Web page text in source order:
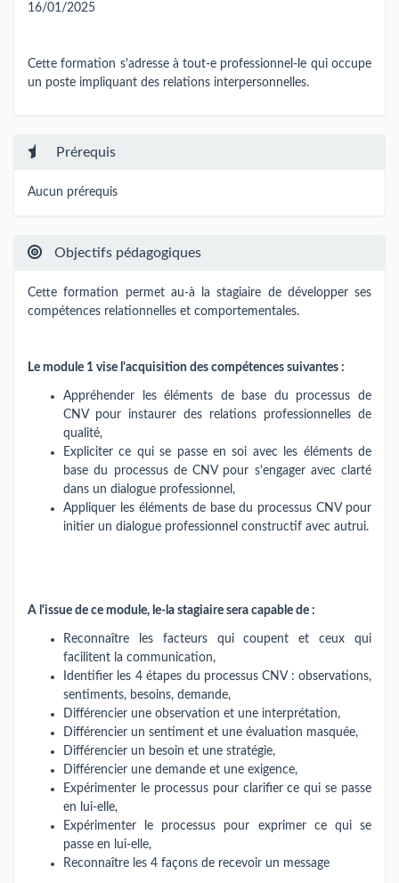
16/01/2025
Cette formation s'adresse à tout-e professionnel-le qui occupe
un poste impliquant des relations interpersonnelles.
Prérequis
Aucun prérequis
Objectifs pédagogiques
Cette formation permet au-à la stagiaire de développer ses
compétences relationnelles et comportementales.
Le module 1 vise l'acquisition des compétences suivantes :
Appréhender les éléments de base du processus de
CNV pour instaurer des relations professionnelles de
qualité,
Expliciter ce qui se passe en soi avec les éléments de
base du processus de CNV pour s'engager avec clarté
dans un dialogue professionnel,
Appliquer les éléments de base du processus CNV pour
initier un dialogue professionnel constructif avec autrui.
A l'issue de ce module, le-la stagiaire sera capable de :
Reconnaître les facteurs qui coupent et ceux qui
facilitent la communication,
Identifier les 4 étapes du processus CNV : observations,
sentiments, besoins, demande,
Différencier une observation et une interprétation,
Différencier un sentiment et une évaluation masquée,
Différencier un besoin et une stratégie,
Différencier une demande et une exigence,
Expérimenter le processus pour clarifier ce qui se passe
en lui-elle,
Expérimenter le processus pour exprimer ce qui se
passe en lui-elle,
Reconnaître les 4 façons de recevoir un message